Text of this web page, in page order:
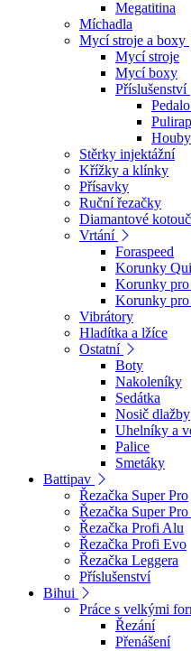
Megatitina
Míchadla
Mycí stroje a boxy
Mycí stroje
Mycí boxy
Příslušenství
Houby
Stěrky injektážní
Křížky a klínky
Přísavky
Ruční řezačky
Diamantové
Vrtání
Foraspeed
Korunky
Korunky pro
Korunky pro
Vibrátory
Hladítka a lžíce
Ostatní
Boty
Nakoleníky
Sedátka
Nosič dlažby
Uhelníky a
Palice
Smetáky
Battipav
Řezačka Super Pro
Řezačka Super
Řezačka Profi Alu
Řezačka Profi Evo
Řezačka Leggera
Příslušenství
Bihui
Práce s velkými
Řezání
Přenášení